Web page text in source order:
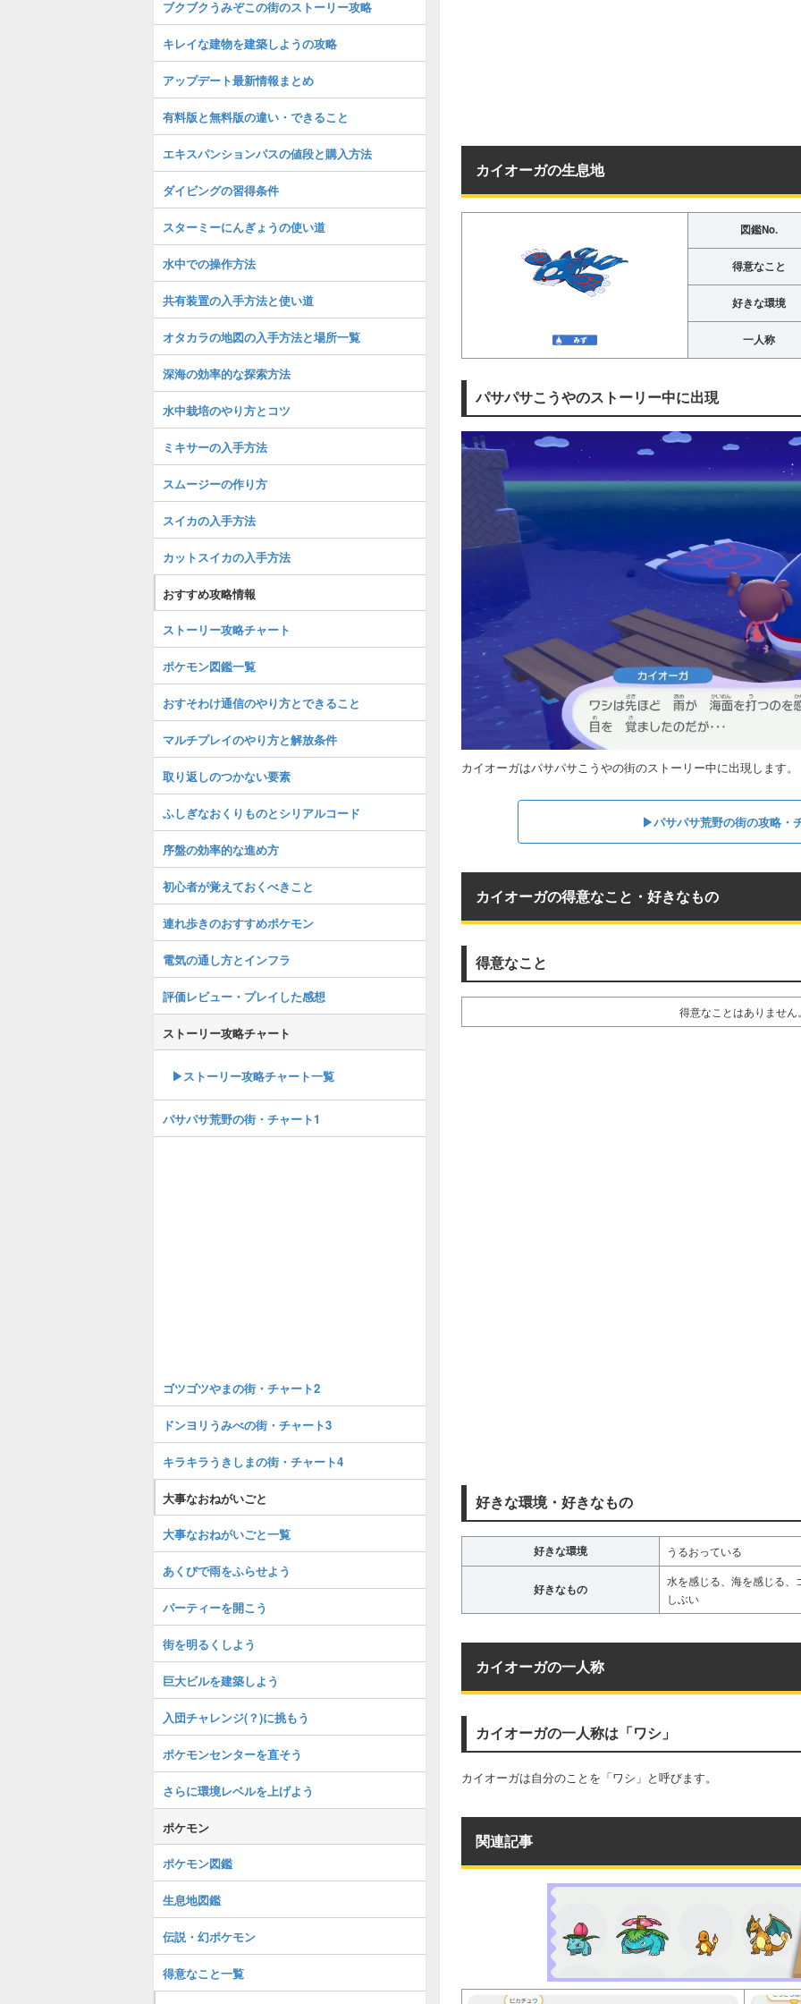
カイオーガの生息地
図鑑No.
得意なこと
好きな環境
一人称
パサパサこうやのストーリー中に出現
カイオーガはパサパサこうやの街のストーリー中に出現します。
▶︎パサパサ荒野の街の攻略・
カイオーガの得意なこと・好きなもの
得意なこと
得意なことはありません。
好きな環境・好きなもの
好きな環境 うるおっている
好きなもの
水を感じる、海を感じる、
しぶい
カイオーガの一人称
カイオーガの一人称は「ワシ」
カイオーガは自分のことを「ワシ」と呼びます。
関連記事
ブクブクうみぞこの街のストーリー攻略
キレイな建物を建築しようの攻略
アップデート最新情報まとめ
有料版と無料版の違い・できること
エキスパンションパスの値段と購入方法
ダイビングの習得条件
スターミーにんぎょうの使い道
水中での操作方法
共有装置の入手方法と使い道
オタカラの地図の入手方法と場所一覧
深海の効率的な探索方法
水中栽培のやり方とコツ
ミキサーの入手方法
スムージーの作り方
スイカの入手方法
カットスイカの入手方法
おすすめ攻略情報
ストーリー攻略チャート
ポケモン図鑑一覧
おすそわけ通信のやり方とできること
マルチプレイのやり方と解放条件
取り返しのつかない要素
ふしぎなおくりものとシリアルコード
序盤の効率的な進め方
初心者が覚えておくべきこと
連れ歩きのおすすめポケモン
電気の通し方とインフラ
評価レビュー・プレイした感想
ストーリー攻略チャート
▶ストーリー攻略チャート一覧
パサパサ荒野の街・チャート1
ゴツゴツやまの街・チャート2
ドンヨリうみべの街・チャート3
キラキラうきしまの街・チャート4
大事なおねがいごと
大事なおねがいごと一覧
あくびで雨をふらせよう
パーティーを開こう
街を明るくしよう
巨大ビルを建築しよう
入団チャレンジ(？)に挑もう
ポケモンセンターを直そう
さらに環境レベルを上げよう
ポケモン
ポケモン図鑑
生息地図鑑
伝説・幻ポケモン
得意なこと一覧